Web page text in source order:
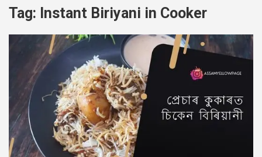
Tag: Instant Biriyani in Cooker